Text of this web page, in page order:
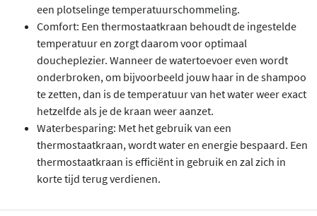
een plotselinge temperatuurschommeling.
Comfort: Een thermostaatkraan behoudt de ingestelde
temperatuur en zorgt daarom voor optimaal
doucheplezier. Wanneer de watertoevoer even wordt
onderbroken, om bijvoorbeeld jouw haar in de shampoo
te zetten, dan is de temperatuur van het water weer exact
hetzelfde als je de kraan weer aanzet.
Waterbesparing: Met het gebruik van een
thermostaatkraan, wordt water en energie bespaard. Een
thermostaatkraan is efficiënt in gebruik en zal zich in
korte tijd terug verdienen.